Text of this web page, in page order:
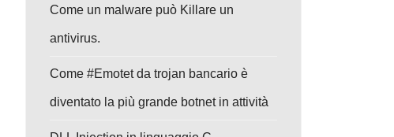
Come un malware può Killare un
antivirus.
Come #Emotet da trojan bancario è
diventato la più grande botnet in attività